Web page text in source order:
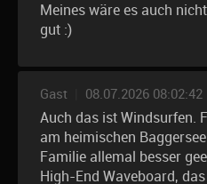
Meines wäre es auch
gut :)
Gast 08.07.2026 08:02:42
Auch das ist Windsurfen.
am heimischen
Familie allemal besser
High-End Waveboard,